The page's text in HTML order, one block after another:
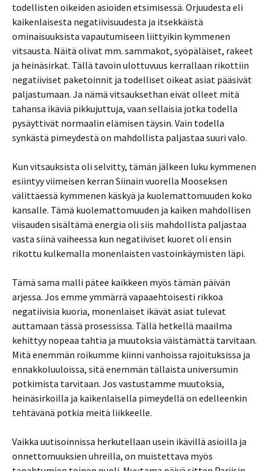
todellisten oikeiden asioiden etsimisessä. Orjuudesta eli
kaikenlaisesta negatiivisuudesta ja itsekkäistä
ominaisuuksista vapautumiseen liittyikin kymmenen
vitsausta. Näitä olivat mm. sammakot, syöpäläiset, rakeet
ja heinäsirkat. Tällä tavoin ulottuvuus kerrallaan rikottiin
negatiiviset paketoinnit ja todelliset oikeat asiat pääsivät
paljastumaan. Ja nämä vitsauksethan eivät olleet mitä
tahansa ikäviä pikkujuttuja, vaan sellaisia jotka todella
pysäyttivät normaalin elämisen täysin. Vain todella
synkästä pimeydestä on mahdollista paljastaa suuri valo.
Kun vitsauksista oli selvitty, tämän jälkeen luku kymmenen
esiintyy viimeisen kerran Siinain vuorella Mooseksen
välittäessä kymmenen käskyä ja kuolemattomuuden koko
kansalle. Tämä kuolemattomuuden ja kaiken mahdollisen
viisauden sisältämä energia oli siis mahdollista paljastaa
vasta siinä vaiheessa kun negatiiviset kuoret oli ensin
rikottu kulkemalla monenlaisten vastoinkäymisten läpi.
Tämä sama malli pätee kaikkeen myös tämän päivän
arjessa. Jos emme ymmärrä vapaaehtoisesti rikkoa
negatiivisia kuoria, monenlaiset ikävät asiat tulevat
auttamaan tässä prosessissa. Tällä hetkellä maailma
kehittyy nopeaa tahtia ja muutoksia väistämättä tarvitaan.
Mitä enemmän roikumme kiinni vanhoissa rajoituksissa ja
ennakkoluuloissa, sitä enemmän tällaista universumin
potkimista tarvitaan. Jos vastustamme muutoksia,
heinäsirkoilla ja kaikenlaisella pimeydellä on edelleenkin
tehtävänä potkia meitä liikkeelle.
Vaikka uutisoinnissa herkutellaan usein ikävillä asioilla ja
onnettomuuksien uhreilla, on muistettava myös